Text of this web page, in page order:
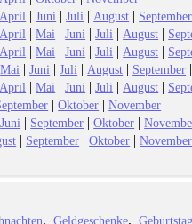
April |Juni |Juli | August | September
April |Mai |Juni |Juli | August |
April |Mai |Juni |Juli | August |
Mai |Juni |Juli | August | September
April |Mai |Juni |Juli | August |
|Oktober |November
Juni | September |Oktober |
| September |Oktober |November
Geldgeschenke Geburtstag